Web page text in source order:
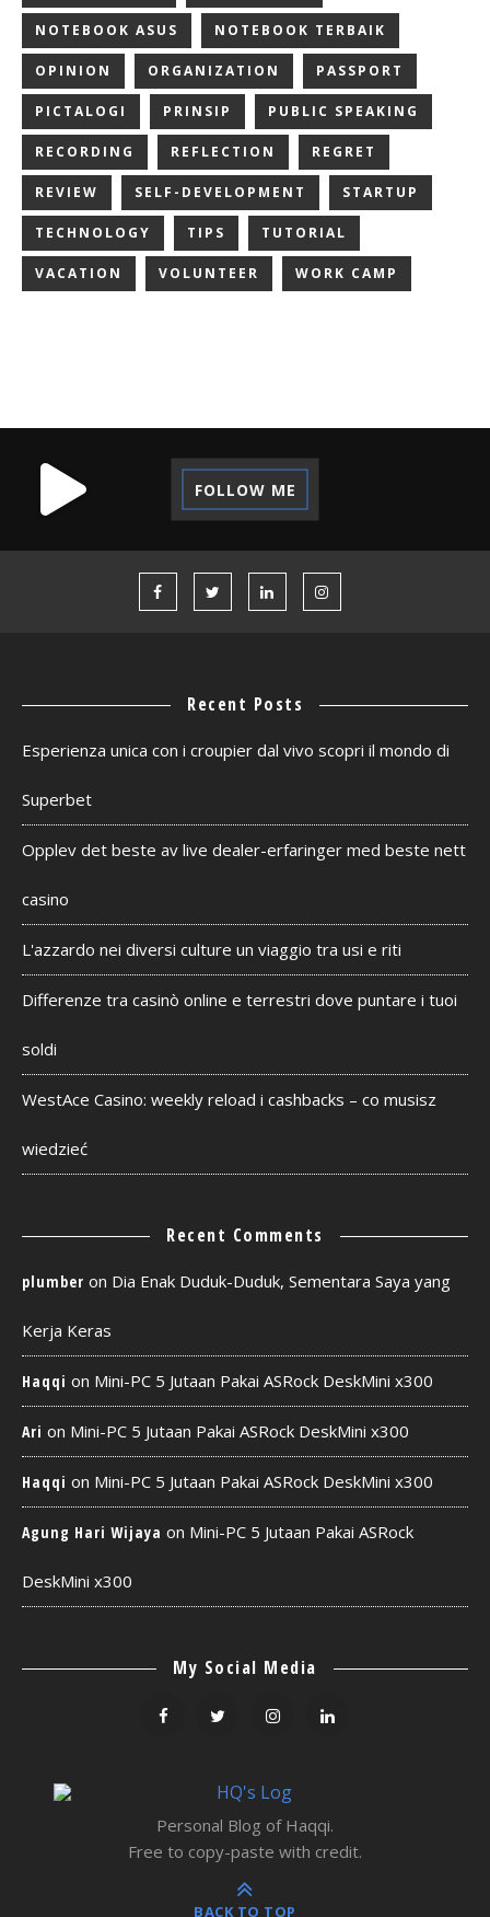
NOTEBOOK ASUS NOTEBOOK TERBAIK
OPINION ORGANIZATION PASSPORT
PICTALOGI PRINSIP PUBLIC SPEAKING
RECORDING REFLECTION REGRET
REVIEW SELF-DEVELOPMENT STARTUP
TECHNOLOGY TIPS TUTORIAL
VACATION VOLUNTEER WORK CAMP
FOLLOW ME
Recent Posts
Esperienza unica con i croupier dal vivo scopri il mondo di
Superbet
Opplev det beste av live dealer-erfaringer med beste nett
casino
L'azzardo nei diversi culture un viaggio tra usi e riti
Differenze tra casinò online e terrestri dove puntare i tuoi
soldi
WestAce Casino: weekly reload i cashbacks – co musisz
wiedzieć
Recent Comments
plumber on Dia Enak Duduk-Duduk, Sementara Saya yang
Kerja Keras
Haqqi on Mini-PC 5 Jutaan Pakai ASRock DeskMini x300
Ari on Mini-PC 5 Jutaan Pakai ASRock DeskMini x300
Haqqi on Mini-PC 5 Jutaan Pakai ASRock DeskMini x300
Agung Hari Wijaya on Mini-PC 5 Jutaan Pakai ASRock
DeskMini x300
My Social Media
Personal Blog of Haqqi.
Free to copy-paste with credit.
BACK TO TOP